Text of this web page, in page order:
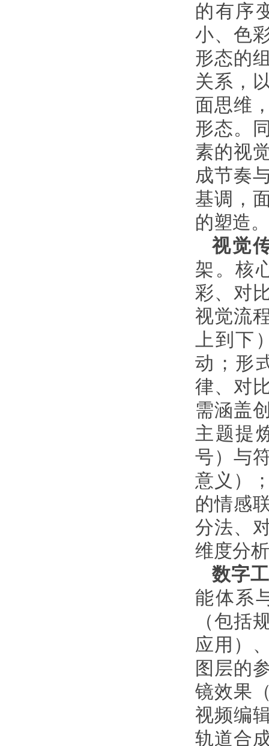
的有序
小、色
形态的
关系，
面思维
形态。
素的视
成节奏
基调，
的塑造。
视觉
架。核
彩、对
视觉流
上到下
动；形
律、对
需涵盖
主题提
号）与
意义）
的情感
分法、
维度分
数字
能体系
（包括
应用）
图层的
镜效果
视频编
轨道合